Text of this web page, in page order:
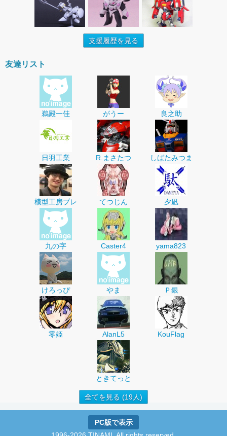
支援履歴を見る
友達リスト
鵜殿一佳 がうー 良之助
日羽工業 R.まさたつ しばたみつま
模型工房ブレ てつじん 夕凪
九の字 Caster4 yama823
けろっぴ やま Ｐ銀
零姫 AlanL5 KouFlag
ときてっと
全てを見る (19人)
PC版で表示